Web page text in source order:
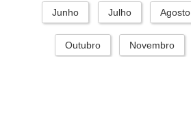
Junho Julho Agosto
Outubro Novembro